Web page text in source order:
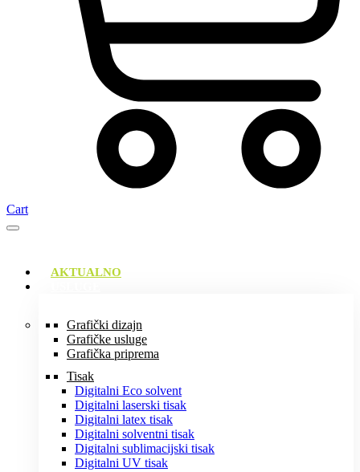
Cart
AKTUALNO
Grafički dizajn
Grafičke usluge
Grafička priprema
Tisak
Digitalni Eco solvent
Digitalni laserski tisak
Digitalni latex tisak
Digitalni solventni tisak
Digitalni sublimacijski tisak
Digitalni UV tisak